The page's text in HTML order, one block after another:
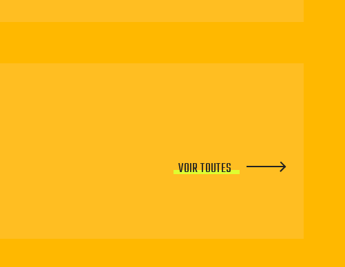
VOIR TOUTES